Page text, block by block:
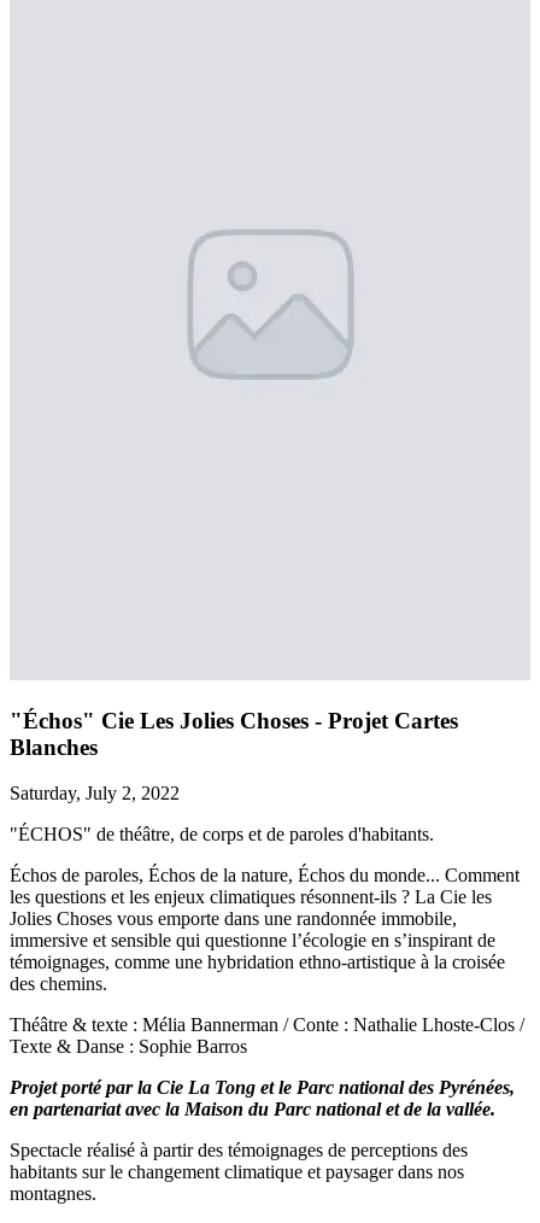
"Échos" Cie Les Jolies Choses - Projet Cartes
Blanches
Saturday, July 2, 2022
"ÉCHOS" de théâtre, de corps et de paroles d'habitants.
Échos de paroles, Échos de la nature, Échos du monde... Comment
les questions et les enjeux climatiques résonnent-ils ? La Cie les
Jolies Choses vous emporte dans une randonnée immobile,
immersive et sensible qui questionne l’écologie en s’inspirant de
témoignages, comme une hybridation ethno-artistique à la croisée
des chemins.
Théâtre & texte : Mélia Bannerman / Conte : Nathalie Lhoste-Clos /
Texte & Danse : Sophie Barros
Projet porté par la Cie La Tong et le Parc national des Pyrénées,
en partenariat avec la Maison du Parc national et de la vallée.
Spectacle réalisé à partir des témoignages de perceptions des
habitants sur le changement climatique et paysager dans nos
montagnes.